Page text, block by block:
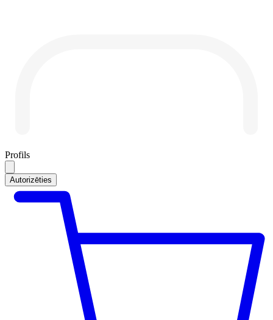
Profils
Autorizēties